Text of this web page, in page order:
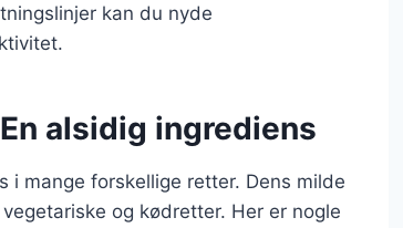
kan du nyde
alsidig ingrediens
i mange forskellige retter. Dens milde
og kødretter. Her er nogle